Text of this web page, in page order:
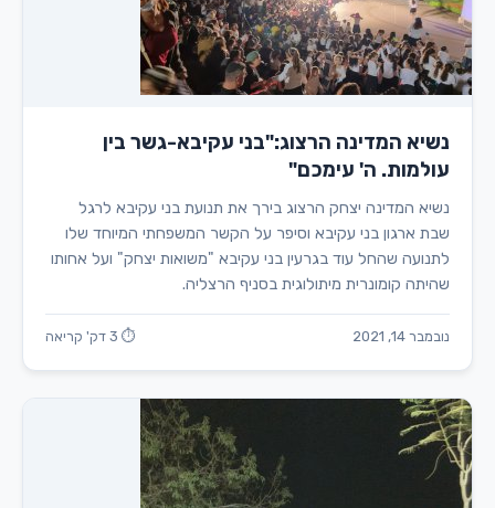
נשיא המדינה הרצוג:"בני עקיבא-גשר בין
עולמות. ה' עימכם"
נשיא המדינה יצחק הרצוג בירך את תנועת בני עקיבא לרגל
שבת ארגון בני עקיבא וסיפר על הקשר המשפחתי המיוחד שלו
לתנועה שהחל עוד בגרעין בני עקיבא "משואות יצחק" ועל אחותו
שהיתה קומונרית מיתולוגית בסניף הרצליה.
נובמבר 14, 2021 ⏱ 3 דק' קריאה